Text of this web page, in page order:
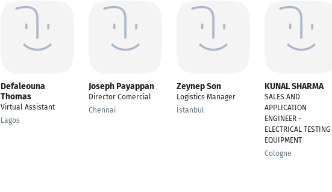
Defaleouna
Thomas
Virtual Assistant
Lagos
Joseph Payappan
Director Comercial
Chennai
Zeynep Son
Logistics Manager
İstanbul
KUNAL SHARMA
SALES AND
APPLICATION
ENGINEER -
ELECTRICAL TESTING
EQUIPMENT
Cologne